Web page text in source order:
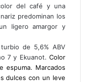
del café y una
predominan los
ligero amargor y
de 5,6% ABV
7 y Ekuanot. Color
espuma. Marcados
dulces con un leve